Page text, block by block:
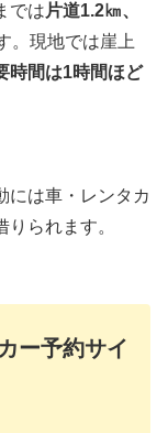
では 片道1.2㎞、
。現地では崖上
時間は1時間ほど
には車・レンタカ
られます。
ー予約サイ